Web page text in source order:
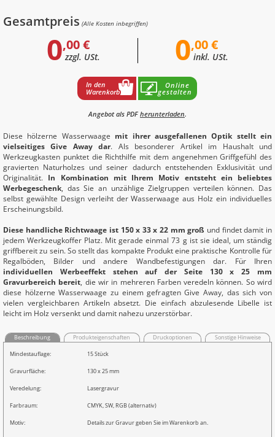
Gesamtpreis (Alle Kosten inbegriffen)
0,00 €
zzgl. USt. 0,00 €
inkl. USt.
In den
Warenkorb
Online
gestalten
Angebot als PDF herunterladen.
Diese hölzerne Wasserwaage mit ihrer ausgefallenen Optik stellt ein
vielseitiges Give Away dar. Als besonderer Artikel im Haushalt und
Werkzeugkasten punktet die Richthilfe mit dem angenehmen Griffgefühl des
gravierten Naturholzes und seiner dadurch entstehenden Exklusivität und
Originalität. In Kombination mit Ihrem Motiv entsteht ein beliebtes
Werbegeschenk, das Sie an unzählige Zielgruppen verteilen können. Das
selbst gewählte Design verleiht der Wasserwaage aus Holz ein individuelles
Erscheinungsbild.
Diese handliche Richtwaage ist 150 x 33 x 22 mm groß und findet damit in
jedem Werkzeugkoffer Platz. Mit gerade einmal 73 g ist sie ideal, um ständig
griffbereit zu sein. So stellt das kompakte Produkt eine praktische Kontrolle für
Regalböden, Bilder und andere Wandbefestigungen dar. Für Ihren
individuellen Werbeeffekt stehen auf der Seite 130 x 25 mm
Gravurbereich bereit, die wir in mehreren Farben veredeln können. So wird
diese hölzerne Wasserwaage zu einem gefragten Give Away, das sich von
vielen vergleichbaren Artikeln absetzt. Die einfach abzulesende Libelle ist
leicht im Holz versenkt und damit nahezu unzerstörbar.
Beschreibung Produkteigenschaften Druckoptionen Sonstige Hinweise
Mindestauflage: 15 Stück
Gravurfläche: 130 x 25 mm
Veredelung: Lasergravur
Farbraum: CMYK, SW, RGB (alternativ)
Motiv: Details zur Gravur geben Sie im Warenkorb an.